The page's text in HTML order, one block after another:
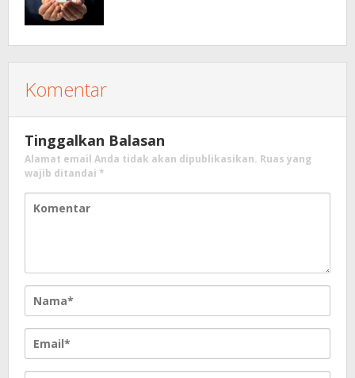
Komentar
Tinggalkan Balasan
Alamat email Anda tidak akan dipublikasikan. Ruas yang
wajib ditandai *